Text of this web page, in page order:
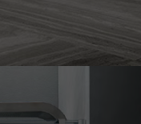
cromoterapia, vasche